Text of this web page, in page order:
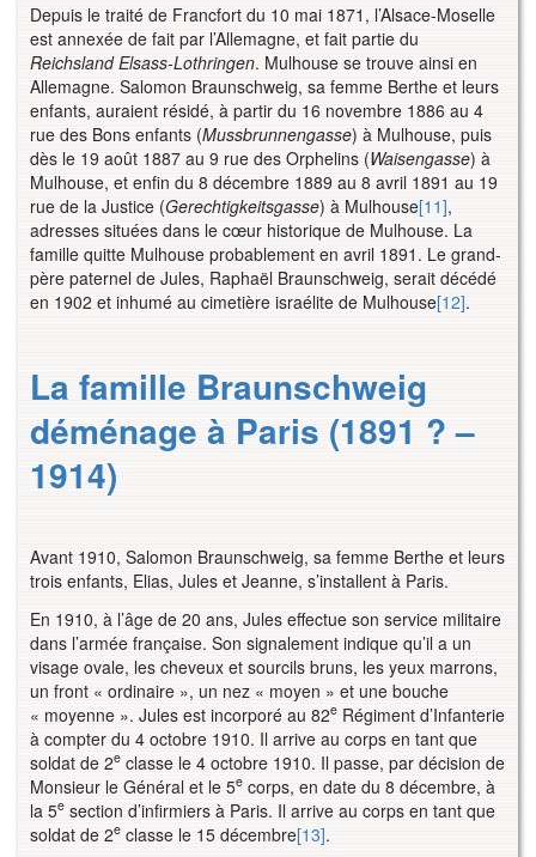
Depuis le traité de Francfort du 10 mai 1871, l’Alsace-Moselle
est annexée de fait par l’Allemagne, et fait partie du
Reichsland Elsass-Lothringen. Mulhouse se trouve ainsi en
Allemagne. Salomon Braunschweig, sa femme Berthe et leurs
enfants, auraient résidé, à partir du 16 novembre 1886 au 4
rue des Bons enfants (Mussbrunnengasse) à Mulhouse, puis
dès le 19 août 1887 au 9 rue des Orphelins (Waisengasse) à
Mulhouse, et enfin du 8 décembre 1889 au 8 avril 1891 au 19
rue de la Justice (Gerechtigkeitsgasse) à Mulhouse[11],
adresses situées dans le cœur historique de Mulhouse. La
famille quitte Mulhouse probablement en avril 1891. Le grand-
père paternel de Jules, Raphaël Braunschweig, serait décédé
en 1902 et inhumé au cimetière israélite de Mulhouse[12].
La famille Braunschweig
déménage à Paris (1891 ? –
1914)
Avant 1910, Salomon Braunschweig, sa femme Berthe et leurs
trois enfants, Elias, Jules et Jeanne, s’installent à Paris.
En 1910, à l’âge de 20 ans, Jules effectue son service militaire
dans l’armée française. Son signalement indique qu’il a un
visage ovale, les cheveux et sourcils bruns, les yeux marrons,
un front « ordinaire », un nez « moyen » et une bouche
« moyenne ». Jules est incorporé au 82e Régiment d’Infanterie
à compter du 4 octobre 1910. Il arrive au corps en tant que
soldat de 2e classe le 4 octobre 1910. Il passe, par décision de
Monsieur le Général et le 5e corps, en date du 8 décembre, à
la 5e section d’infirmiers à Paris. Il arrive au corps en tant que
soldat de 2e classe le 15 décembre[13].